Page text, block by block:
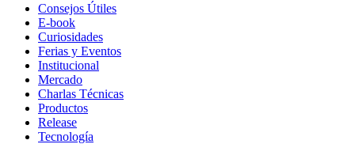
Consejos Útiles
E-book
Curiosidades
Ferias y Eventos
Institucional
Mercado
Charlas Técnicas
Productos
Release
Tecnología